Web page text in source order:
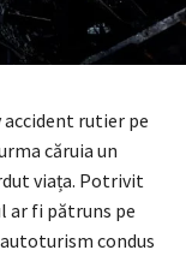
accident rutier pe
căruia un
viața. Potrivit
ar fi pătruns pe
condus